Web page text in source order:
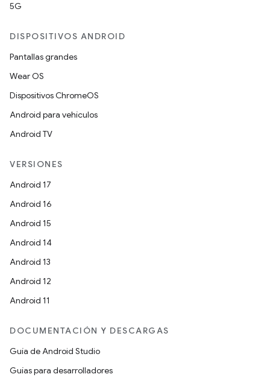
5G
DISPOSITIVOS ANDROID
Pantallas grandes
Wear OS
Dispositivos ChromeOS
Android para vehículos
Android TV
VERSIONES
Android 17
Android 16
Android 15
Android 14
Android 13
Android 12
Android 11
DOCUMENTACIÓN Y DESCARGAS
Guía de Android Studio
Guías para desarrolladores